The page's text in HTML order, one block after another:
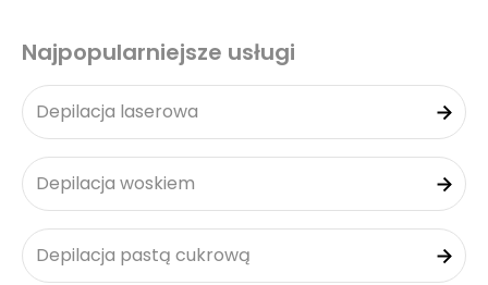
Najpopularniejsze usługi
Depilacja laserowa
Depilacja woskiem
Depilacja pastą cukrową